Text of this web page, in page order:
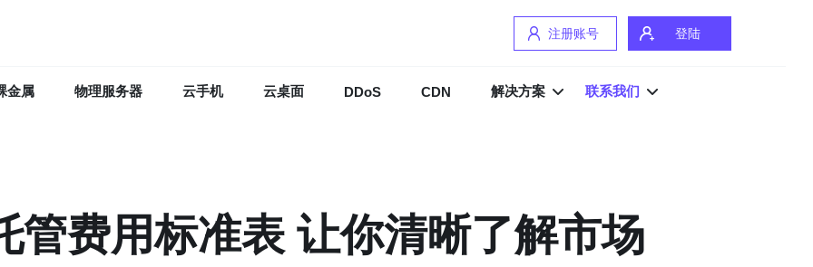
注册账号 登陆
金属 物理服务器 云手机 云桌面 DDoS CDN 解决方案 联系我们
管费用标准表 让你清晰了解市场